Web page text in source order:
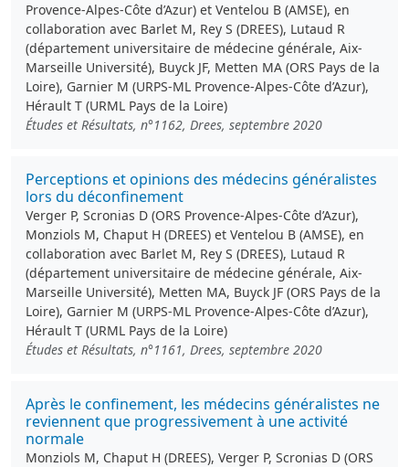
Provence-Alpes-Côte d’Azur) et Ventelou B (AMSE), en
collaboration avec Barlet M, Rey S (DREES), Lutaud R
(département universitaire de médecine générale, Aix-
Marseille Université), Buyck JF, Metten MA (ORS Pays de la
Loire), Garnier M (URPS-ML Provence-Alpes-Côte d’Azur),
Hérault T (URML Pays de la Loire)
Études et Résultats, n°1162, Drees, septembre 2020
Perceptions et opinions des médecins généralistes
lors du déconfinement
Verger P, Scronias D (ORS Provence-Alpes-Côte d’Azur),
Monziols M, Chaput H (DREES) et Ventelou B (AMSE), en
collaboration avec Barlet M, Rey S (DREES), Lutaud R
(département universitaire de médecine générale, Aix-
Marseille Université), Metten MA, Buyck JF (ORS Pays de la
Loire), Garnier M (URPS-ML Provence-Alpes-Côte d’Azur),
Hérault T (URML Pays de la Loire)
Études et Résultats, n°1161, Drees, septembre 2020
Après le confinement, les médecins généralistes ne
reviennent que progressivement à une activité
normale
Monziols M, Chaput H (DREES), Verger P, Scronias D (ORS